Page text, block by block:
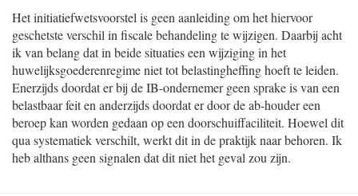
Het initiatiefwetsvoorstel is geen aanleiding om het hiervoor
geschetste verschil in fiscale behandeling te wijzigen. Daarbij acht
ik van belang dat in beide situaties een wijziging in het
huwelijksgoederenregime niet tot belastingheffing hoeft te leiden.
Enerzijds doordat er bij de IB-ondernemer geen sprake is van een
belastbaar feit en anderzijds doordat er door de ab-houder een
beroep kan worden gedaan op een doorschuiffaciliteit. Hoewel dit
qua systematiek verschilt, werkt dit in de praktijk naar behoren. Ik
heb althans geen signalen dat dit niet het geval zou zijn.